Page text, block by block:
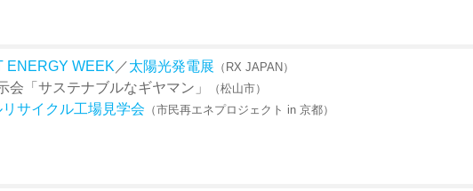
ENERGY WEEK ／太陽光発電展 （RX JAPAN）
会「サステナブルなギヤマン」 （松山市）
サイクル工場見学会 （市民再エネプロジェクト in 京都）